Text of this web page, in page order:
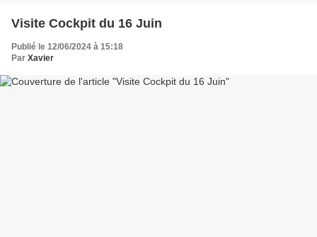
Visite Cockpit du 16 Juin
Publié le 12/06/2024 à 15:18
Par Xavier